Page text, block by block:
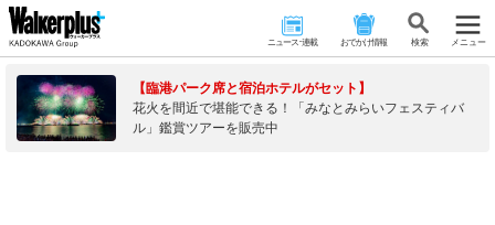
ニュース･連載 おでかけ情報 検 索 メニュー
【臨港パーク席と宿泊ホテルがセット】
花火を間近で堪能できる！「みなとみらいフェスティバ
ル」鑑賞ツアーを販売中